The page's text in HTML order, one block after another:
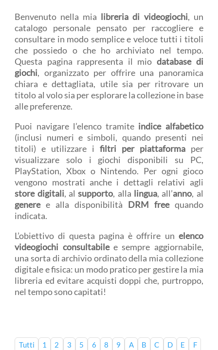
Benvenuto nella mia libreria di videogiochi, un
catalogo personale pensato per raccogliere e
consultare in modo semplice e veloce tutti i titoli
che possiedo o che ho archiviato nel tempo.
Questa pagina rappresenta il miodatabase di
giochi, organizzato per offrire una panoramica
chiara e dettagliata, utile sia per ritrovare un
titolo al volo sia per esplorare la collezione in base
alle preferenze.
Puoi navigare l’elenco tramite indice alfabetico
(inclusi numeri e simboli, quando presenti nei
titoli) e utilizzare i filtri per piattaformaper
visualizzare solo i giochi disponibili su PC,
PlayStation, Xbox o Nintendo. Per ogni gioco
vengono mostrati anche i dettagli relativi agli
store digitali, alsupporto, alla lingua, all’anno, al
generee alla disponibilità DRM freequando
indicata.
L’obiettivo di questa pagina è offrire un elenco
videogiochi consultabilee sempre aggiornabile,
una sorta di archivio ordinato della mia collezione
digitale e fisica: un modo pratico per gestire la mia
libreria ed evitare acquisti doppi che, purtroppo,
nel tempo sono capitati!
Tutti 1 2 3 5 6 8 9 A B C D E
F